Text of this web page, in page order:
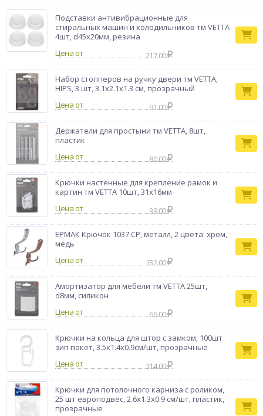
Тип товара
штор
Бренд
GRED
Подставки антивибрационные для
стиральных машин и холодильников тм VETTA
4шт, d45х20мм, резина
Цена от
217.00
Набор стопперов на ручку двери тм VETTA,
HIPS, 3 шт, 3.1х2.1х1.3 см, прозрачный
Цена от
91.00
Держатели для простыни тм VETTA, 8шт,
пластик
Цена от
80.00
Крючки настенные для крепление рамок и
картин тм VETTA 10шт, 31x16мм
Цена от
99.00
ЕРМАК Крючок 1037 CP, металл, 2 цвета: хром,
медь
Цена от
132.00
Амортизатор для мебели тм VETTA 25шт,
d8мм, силикон
Цена от
66.00
Крючки на кольца для штор с замком, 100шт
зип пакет, 3.5x1.4x0.9см/шт, прозрачные
Цена от
114.00
Крючки для потолочного карниза с роликом,
25 шт европодвес, 2.6x1.3x0.9 см/шт, пластик,
прозрачные